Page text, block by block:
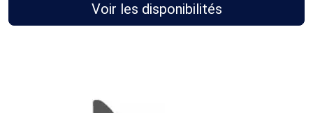
Voir les disponibilités